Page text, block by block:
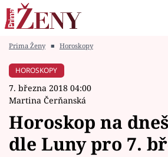
Módní alarm
Témata
Prima Ženy ■ Horoskopy
HOROSKOPY
7. března 2018 04:00
Martina Čerňanská
Horoskop na
dle Luny pro 7.